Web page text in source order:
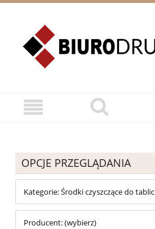
OPCJE PRZEGLĄDANIA
Kategorie: Środki czyszczące do tablic
Producent: (wybierz)